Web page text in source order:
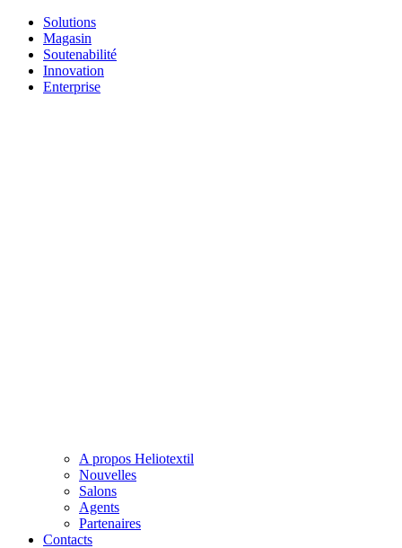
Solutions
Magasin
Soutenabilité
Innovation
Enterprise
A propos Heliotextil
Nouvelles
Salons
Agents
Partenaires
Contacts